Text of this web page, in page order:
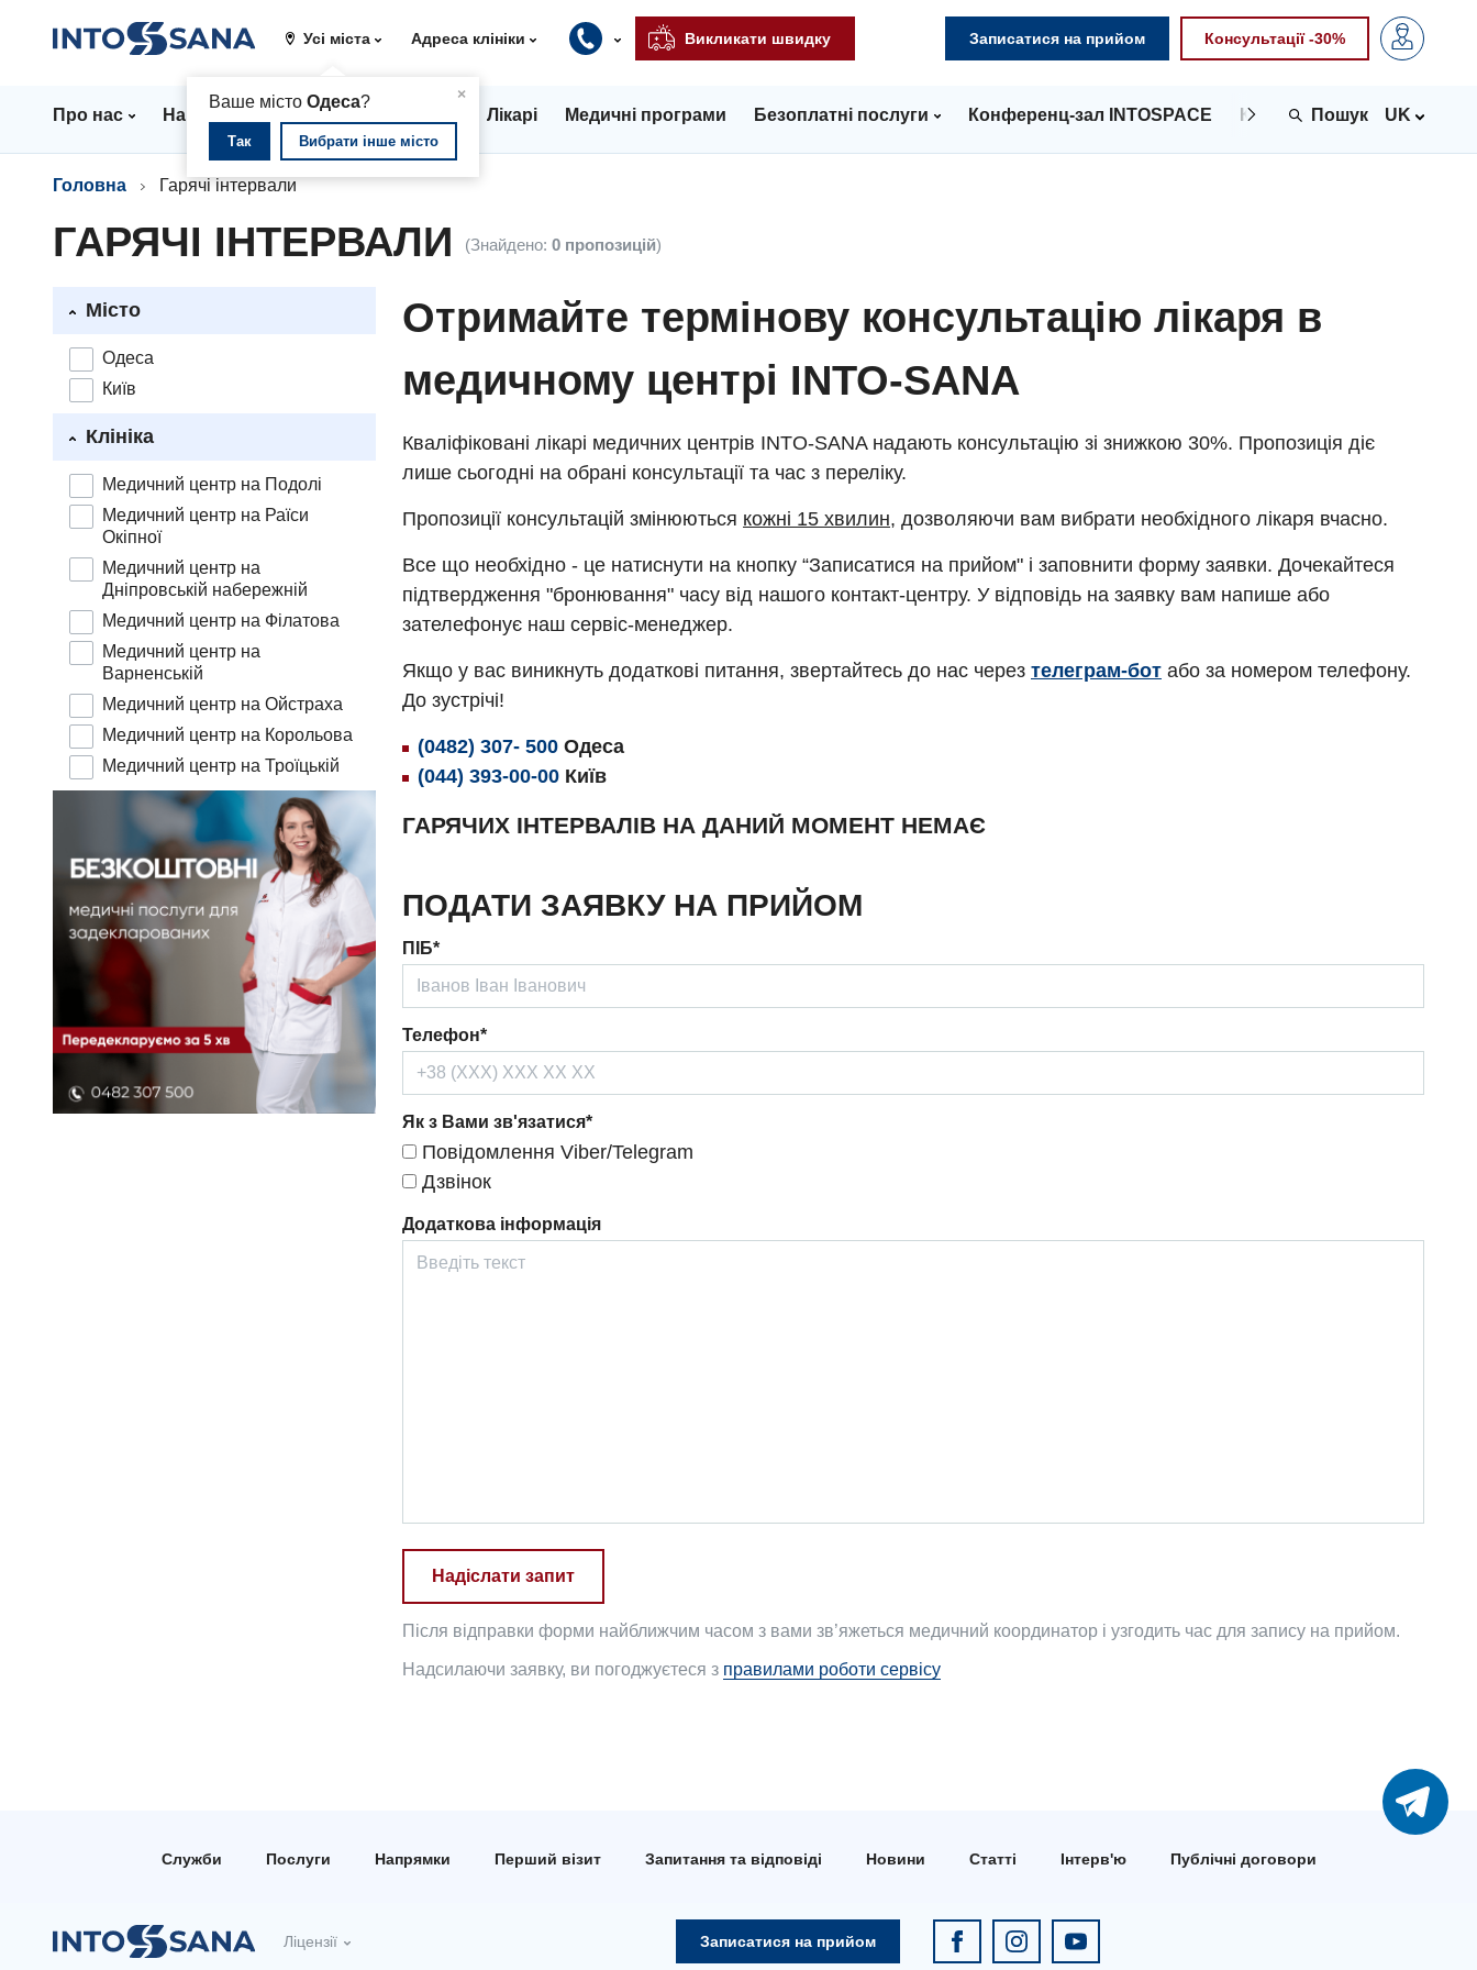
Усі міста
×
Ваше місто Одеса?
Так Вибрати інше місто
Адреса клініки Викликати швидку Записатися на прийом Консультації -30%
Про нас Напрямки Стаціонар Лікарі Медичні програми Безоплатні послуги Конференц-зал INTOSPACE Контакти UK
Головна Гарячі інтервали
ГАРЯЧІ ІНТЕРВАЛИ (Знайдено: 0 пропозицій)
Місто
Одеса
Київ
Клініка
Медичний центр на Подолі
Медичний центр на Раїси
Окіпної
Медичний центр на
Дніпровській набережній
Медичний центр на Філатова
Медичний центр на
Варненській
Медичний центр на Ойстраха
Медичний центр на Корольова
Медичний центр на Троїцькій
Отримайте термінову консультацію лікаря в
медичному центрі INTO-SANA
Кваліфіковані лікарі медичних центрів INTO-SANA надають консультацію зі знижкою 30%. Пропозиція діє
лише сьогодні на обрані консультації та час з переліку.
Пропозиції консультацій змінюються кожні 15 хвилин, дозволяючи вам вибрати необхідного лікаря вчасно.
Все що необхідно - це натиснути на кнопку “Записатися на прийом" і заповнити форму заявки. Дочекайтеся
підтвердження "бронювання" часу від нашого контакт-центру. У відповідь на заявку вам напише або
зателефонує наш сервіс-менеджер.
Якщо у вас виникнуть додаткові питання, звертайтесь до нас через телеграм-бот або за номером телефону.
До зустрічі!
(0482) 307- 500 Одеса
(044) 393-00-00 Київ
ГАРЯЧИХ ІНТЕРВАЛІВ НА ДАНИЙ МОМЕНТ НЕМАЄ
ПОДАТИ ЗАЯВКУ НА ПРИЙОМ
ПІБ*
Телефон*
Як з Вами зв'язатися*
Повідомлення Viber/Telegram
Дзвінок
Додаткова інформація
Надіслати запит
Після відправки форми найближчим часом з вами зв’яжеться медичний координатор і узгодить час для запису на прийом.
Надсилаючи заявку, ви погоджуєтеся з правилами роботи сервісу
Служби Послуги Напрямки Перший візит Запитання та відповіді Новини Статті Інтерв'ю Публічні договори
Ліцензії Записатися на прийом